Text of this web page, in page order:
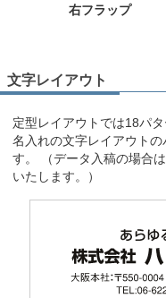
右フラップ
文字レイアウト
定型レイアウトでは18パ
名入れの文字レイアウト
す。 （データ入稿の場合
いたします。）